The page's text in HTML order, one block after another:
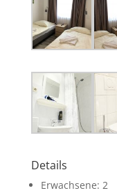
Details
Erwachsene: 2